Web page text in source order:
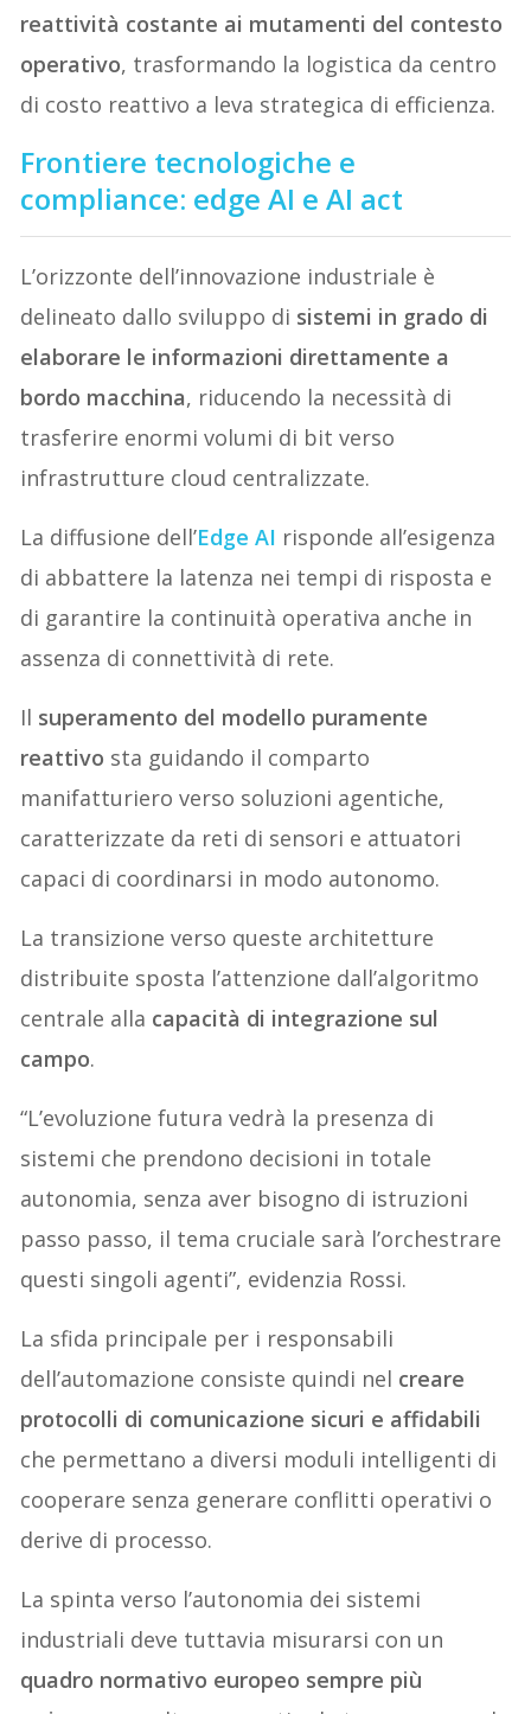
reattività costante ai mutamenti del contesto
operativo, trasformando la logistica da centro
di costo reattivo a leva strategica di efficienza.
Frontiere tecnologiche e
compliance: edge AI e AI act
L’orizzonte dell’innovazione industriale è
delineato dallo sviluppo di sistemi in grado di
elaborare le informazioni direttamente a
bordo macchina, riducendo la necessità di
trasferire enormi volumi di bit verso
infrastrutture cloud centralizzate.
La diffusione dell’Edge AI risponde all’esigenza
di abbattere la latenza nei tempi di risposta e
di garantire la continuità operativa anche in
assenza di connettività di rete.
Il superamento del modello puramente
reattivo sta guidando il comparto
manifatturiero verso soluzioni agentiche,
caratterizzate da reti di sensori e attuatori
capaci di coordinarsi in modo autonomo.
La transizione verso queste architetture
distribuite sposta l’attenzione dall’algoritmo
centrale alla capacità di integrazione sul
campo.
“L’evoluzione futura vedrà la presenza di
sistemi che prendono decisioni in totale
autonomia, senza aver bisogno di istruzioni
passo passo, il tema cruciale sarà l’orchestrare
questi singoli agenti”, evidenzia Rossi.
La sfida principale per i responsabili
dell’automazione consiste quindi nel creare
protocolli di comunicazione sicuri e affidabili
che permettano a diversi moduli intelligenti di
cooperare senza generare conflitti operativi o
derive di processo.
La spinta verso l’autonomia dei sistemi
industriali deve tuttavia misurarsi con un
quadro normativo europeo sempre più